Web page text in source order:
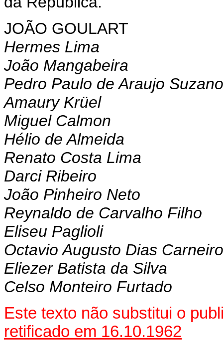
JOÃO GOULART
Hermes Lima
João Mangabeira
Pedro Paulo de Araujo Suzano
Amaury Krüel
Miguel Calmon
Hélio de Almeida
Renato Costa Lima
Darci Ribeiro
João Pinheiro Neto
Reynaldo de Carvalho Filho
Eliseu Paglioli
Octavio Augusto Dias Carneiro
Eliezer Batista da Silva
Celso Monteiro Furtado
Este texto não substitui o
retificado em 16.10.1962